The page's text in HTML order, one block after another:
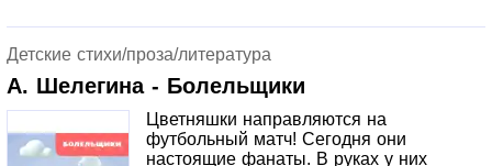
Детские стихи/проза/литература
А. Шелегина - Болельщики
Цветняшки направляются на
футбольный матч! Сегодня они
настоящие фанаты. В руках у них